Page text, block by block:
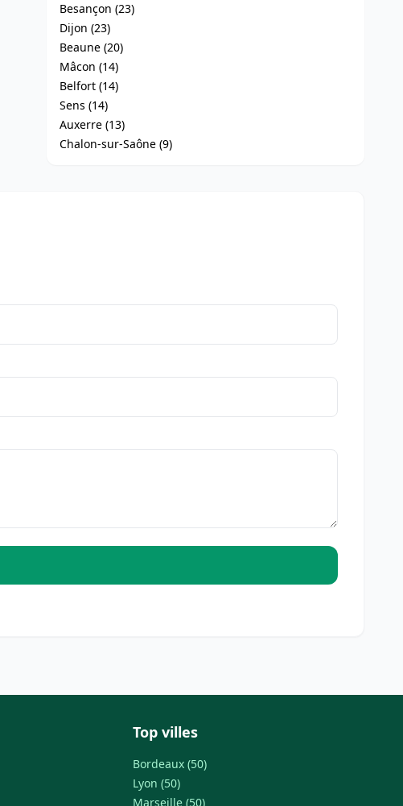
Besançon (23)
Dijon (23)
Beaune (20)
Mâcon (14)
Belfort (14)
Sens (14)
Auxerre (13)
Chalon-sur-Saône (9)
Top villes
Bordeaux (50)
Lyon (50)
Marseille (50)